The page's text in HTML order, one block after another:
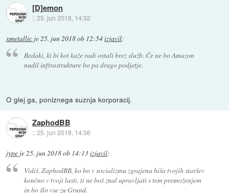
[D]emon
::25. jun 2018, 14:32
xmetallic je25. jun 2018 ob 12:54izjavil:
Bedaki, ki bi kot kaže radi ostali brez služb. Če ne bo Amazon
nudil inftrastrukture bo pa drugo podjetje.
O glej ga, poniznega suznja korporacij.
ZaphodBB
::25. jun 2018, 14:36
jype je25. jun 2018 ob 14:13izjavil:
Vidiš, ZaphodBB, ko bo v socializmu zgrajena hiša tvojih staršev
končno v tvoji lasti, ti ne boš znal upravljati s tem premoženjem
in bo šlo vse zu Grund.